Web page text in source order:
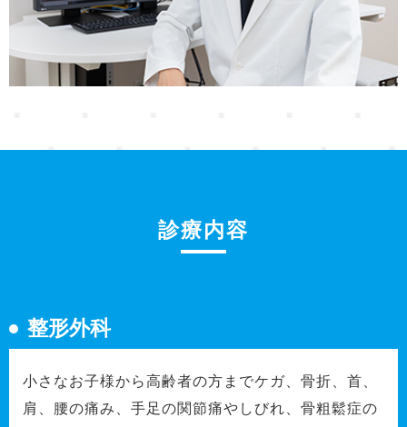
診療内容
整形外科
小さなお子様から高齢者の方までケガ、骨折、首、
肩、腰の痛み、手足の関節痛やしびれ、骨粗鬆症の